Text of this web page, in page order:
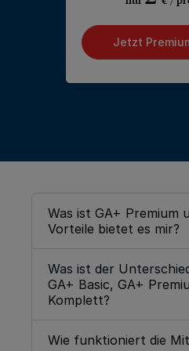
Jetzt
Was ist GA+ Premium
Vorteile bietet es mir?
GA+ Premium ist
Digital-Abo mit
✔ Zugriff auf alle GA+
Was ist der
GA+ Basic, GA+
Komplett?
GA+ Basic:Zugriff
Wie funktioniert die